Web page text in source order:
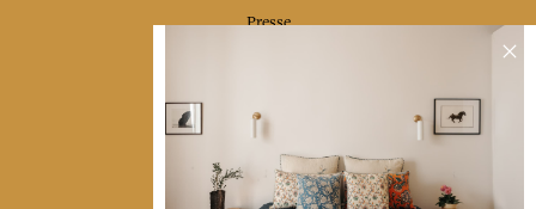
Presse
Collections
Déco & Linge de maison